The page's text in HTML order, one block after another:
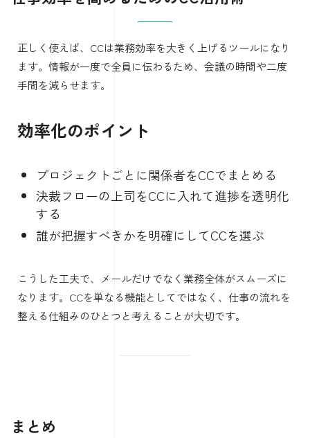
正しく使えば、CCは業務効率を大きく上げるツールになり
ます。情報が一度で全員に伝わるため、会議の時間や二度
手間を減らせます。
効率化のポイント
プロジェクトごとに関係者をCCでまとめる
決裁フローの上司をCCに入れて進捗を透明化
する
誰が把握すべきかを明確にしてCCを選ぶ
こうした工夫で、メールだけでなく業務全体がスムーズに
なります。CCを単なる機能としてではなく、仕事の流れを
整える仕組みのひとつと考えることが大切です。
まとめ